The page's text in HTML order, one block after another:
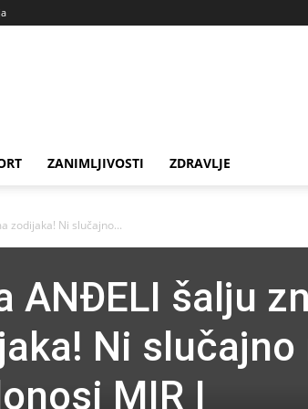
ZANIMLJIVOSTI ZDRAVLJE
zodijaka! Ni slučajno...
ANĐELI šalju
Ni slučajno
MIR I